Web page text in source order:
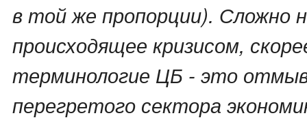
в той же пропорции). Сложно
происходящее кризисом,
терминологие ЦБ - это
перегретого сектора